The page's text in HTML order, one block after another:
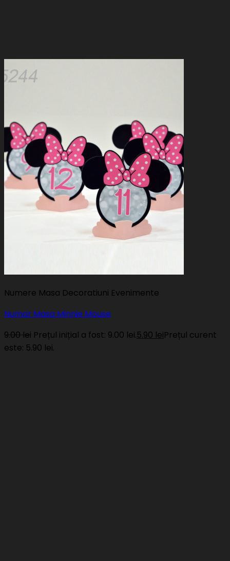
Numere Masa Decoratiuni Evenimente
Numar Masa Minnie Mouse
9.00lei Prețul inițial a fost: 9.00 lei.5.90 leiPrețul curent
este: 5.90 lei.